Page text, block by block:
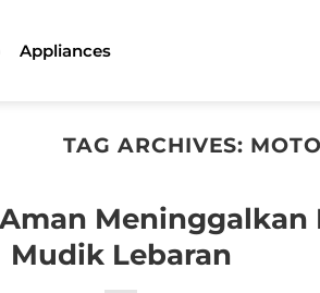
Appliances
TAG ARCHIVES:
Meninggalkan
Mudik Lebaran